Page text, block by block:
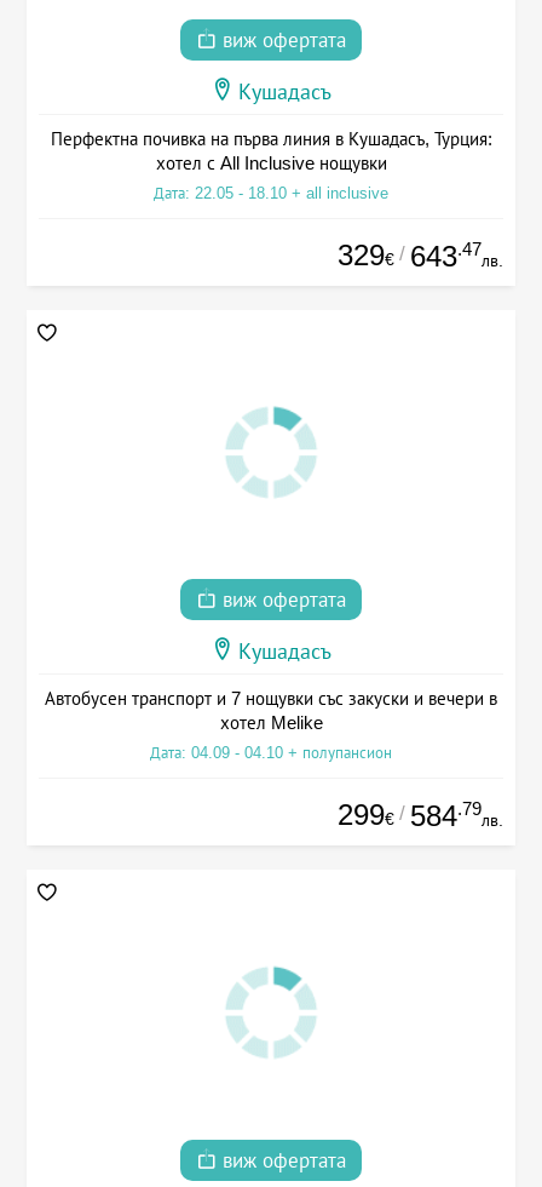
виж офертата
Кушадасъ
Перфектна почивка на първа линия в Кушадасъ, Турция:
хотел с All Inclusive нощувки
Дата: 22.05 - 18.10 + all inclusive
329€ / 643.47
лв.
виж офертата
Кушадасъ
Автобусен транспорт и 7 нощувки със закуски и вечери в
хотел Melike
Дата: 04.09 - 04.10 + полупансион
299€ / 584.79
лв.
виж офертата